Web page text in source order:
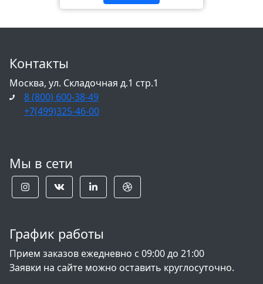
Контакты
Москва, ул. Складочная д.1 стр.1
8 (800) 600-38-49
+7(499)325-46-00
Мы в сети
График работы
Прием заказов ежедневно с 09:00 до 21:00
Заявки на сайте можно оставить круглосуточно.